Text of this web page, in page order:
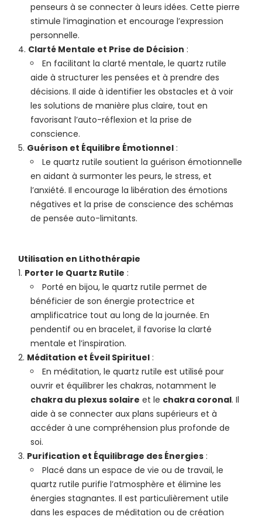
penseurs à se connecter à leurs idées. Cette pierre
stimule l’imagination et encourage l’expression
personnelle.
Clarté Mentale et Prise de Décision :
En facilitant la clarté mentale, le quartz rutile
aide à structurer les pensées et à prendre des
décisions. Il aide à identifier les obstacles et à voir
les solutions de manière plus claire, tout en
favorisant l’auto-réflexion et la prise de
conscience.
Guérison et Équilibre Émotionnel :
Le quartz rutile soutient la guérison émotionnelle
en aidant à surmonter les peurs, le stress, et
l’anxiété. Il encourage la libération des émotions
négatives et la prise de conscience des schémas
de pensée auto-limitants.
Utilisation en Lithothérapie
Porter le Quartz Rutile :
Porté en bijou, le quartz rutile permet de
bénéficier de son énergie protectrice et
amplificatrice tout au long de la journée. En
pendentif ou en bracelet, il favorise la clarté
mentale et l’inspiration.
Méditation et Éveil Spirituel :
En méditation, le quartz rutile est utilisé pour
ouvrir et équilibrer les chakras, notamment le
chakra du plexus solaire et le chakra coronal. Il
aide à se connecter aux plans supérieurs et à
accéder à une compréhension plus profonde de
soi.
Purification et Équilibrage des Énergies :
Placé dans un espace de vie ou de travail, le
quartz rutile purifie l’atmosphère et élimine les
énergies stagnantes. Il est particulièrement utile
dans les espaces de méditation ou de création